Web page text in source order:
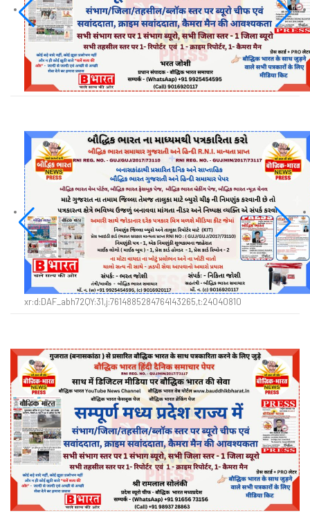
xr:d:DAF_abh72QY:31,j:7614885284764143265,t:24040810